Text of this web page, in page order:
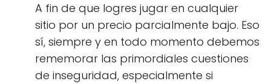
A fin de que logres jugar en cualquier
sitio por un precio parcialmente bajo. Eso
sí, siempre y en todo momento debemos
rememorar las primordiales cuestiones
de inseguridad, especialmente si